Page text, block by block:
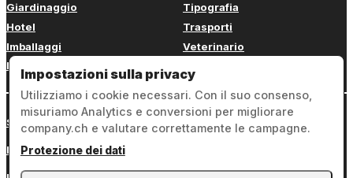
Giardinaggio
Hotel
Imballaggi
Imbianchino
Tipografia
Trasporti
Veterinario
Sign in
Note legali
Impostazioni sulla privacy
Utilizziamo i cookie necessari. Con il suo consenso,
misuriamo Analytics e conversioni per migliorare
company.ch e valutare correttamente le campagne.
Protezione dei dati